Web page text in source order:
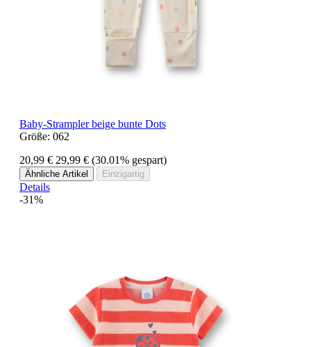
Baby-Strampler beige bunte Dots
Größe: 062
20,99 € 29,99 € (30.01% gespart)
Ähnliche Artikel Einzigartig
Details
-31%